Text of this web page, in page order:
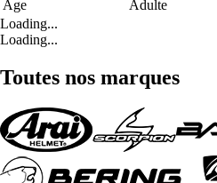
Age
Adulte
Loading...
Loading...
Toutes nos marques